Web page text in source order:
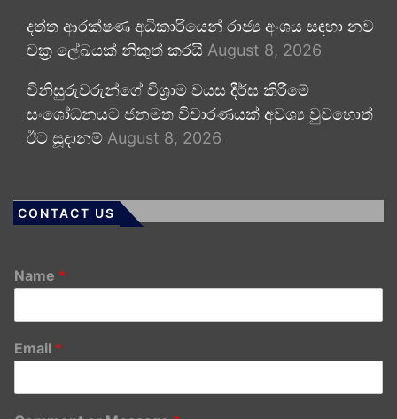
දත්ත ආරක්ෂණ අධිකාරියෙන් රාජ්‍ය අංශය සඳහා නව
චක්‍ර ලේඛයක් නිකුත් කරයි August 8, 2026
විනිසුරුවරුන්ගේ විශ්‍රාම වයස දීර්ඝ කිරීමේ
සංශෝධනයට ජනමත විචාරණයක් අවශ්‍ය වුවහොත්
ඊට සූදානම් August 8, 2026
CONTACT US
Name *
Email *